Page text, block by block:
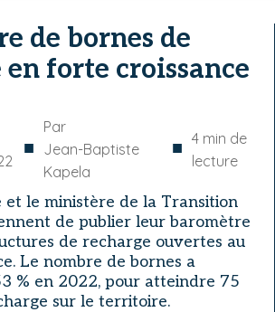
de bornes de
en forte croissance
■
Par
Jean-Baptiste
Kapela
■ 4 min de
lecture
et le ministère de la Transition
de publier leur baromètre
de recharge ouvertes au
Le nombre de bornes a
% en 2022, pour atteindre 75
sur le territoire.